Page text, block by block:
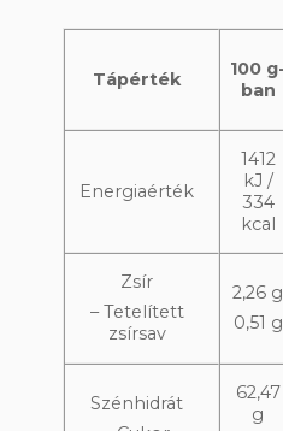
Tápérték
100 g-
ban
Energiaérték
1412
kJ /
334
kcal
Zsír
– Tetelített
zsírsav
2,26 g
0,51 g
Szénhidrát
62,47
g